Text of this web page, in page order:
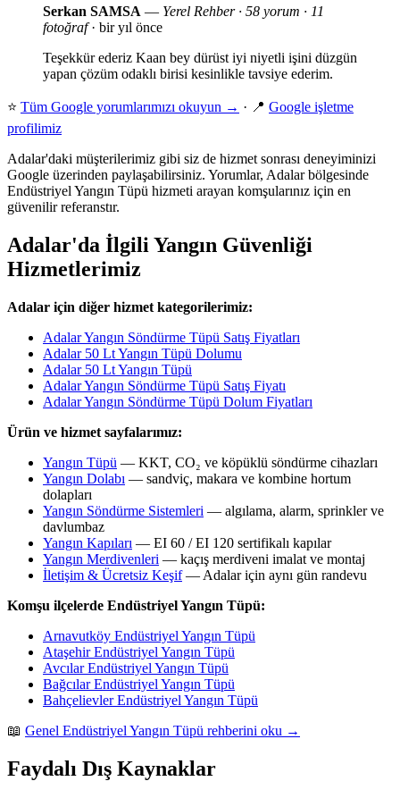
Serkan SAMSA — Yerel Rehber · 58 yorum · 11
fotoğraf· bir yıl önce
Teşekkür ederiz Kaan bey dürüst iyi niyetli işini düzgün
yapan çözüm odaklı birisi kesinlikle tavsiye ederim.
⭐ Tüm Google yorumlarımızı okuyun → · 📍 Google işletme
profilimiz
Adalar'daki müşterilerimiz gibi siz de hizmet sonrası deneyiminizi
Google üzerinden paylaşabilirsiniz. Yorumlar, Adalar bölgesinde
Endüstriyel Yangın Tüpü hizmeti arayan komşularınız için en
güvenilir referanstır.
Adalar'da İlgili Yangın Güvenliği
Hizmetlerimiz
Adalar için diğer hizmet kategorilerimiz:
Adalar Yangın Söndürme Tüpü Satış Fiyatları
Adalar 50 Lt Yangın Tüpü Dolumu
Adalar 50 Lt Yangın Tüpü
Adalar Yangın Söndürme Tüpü Satış Fiyatı
Adalar Yangın Söndürme Tüpü Dolum Fiyatları
Ürün ve hizmet sayfalarımız:
Yangın Tüpü — KKT, CO₂ ve köpüklü söndürme cihazları
Yangın Dolabı — sandviç, makara ve kombine hortum
dolapları
Yangın Söndürme Sistemleri — algılama, alarm, sprinkler ve
davlumbaz
Yangın Kapıları — EI 60 / EI 120 sertifikalı kapılar
Yangın Merdivenleri — kaçış merdiveni imalat ve montaj
İletişim & Ücretsiz Keşif— Adalar için aynı gün randevu
Komşu ilçelerde Endüstriyel Yangın Tüpü:
Arnavutköy Endüstriyel Yangın Tüpü
Ataşehir Endüstriyel Yangın Tüpü
Avcılar Endüstriyel Yangın Tüpü
Bağcılar Endüstriyel Yangın Tüpü
Bahçelievler Endüstriyel Yangın Tüpü
📖 Genel Endüstriyel Yangın Tüpü rehberini oku →
Faydalı Dış Kaynaklar